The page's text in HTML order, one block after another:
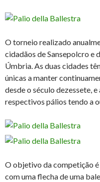
O torneio realizado
cidadãos de Sansepolcro e
Úmbria. As duas cidades
únicas a manter
desde o século dezessete,
respectivos pálios tendo a
O objetivo da competição
com uma flecha de uma